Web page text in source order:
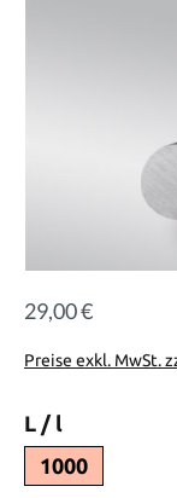
Regulärer Preis:
29,00 €
Preise exkl. MwSt.
L / l
1000